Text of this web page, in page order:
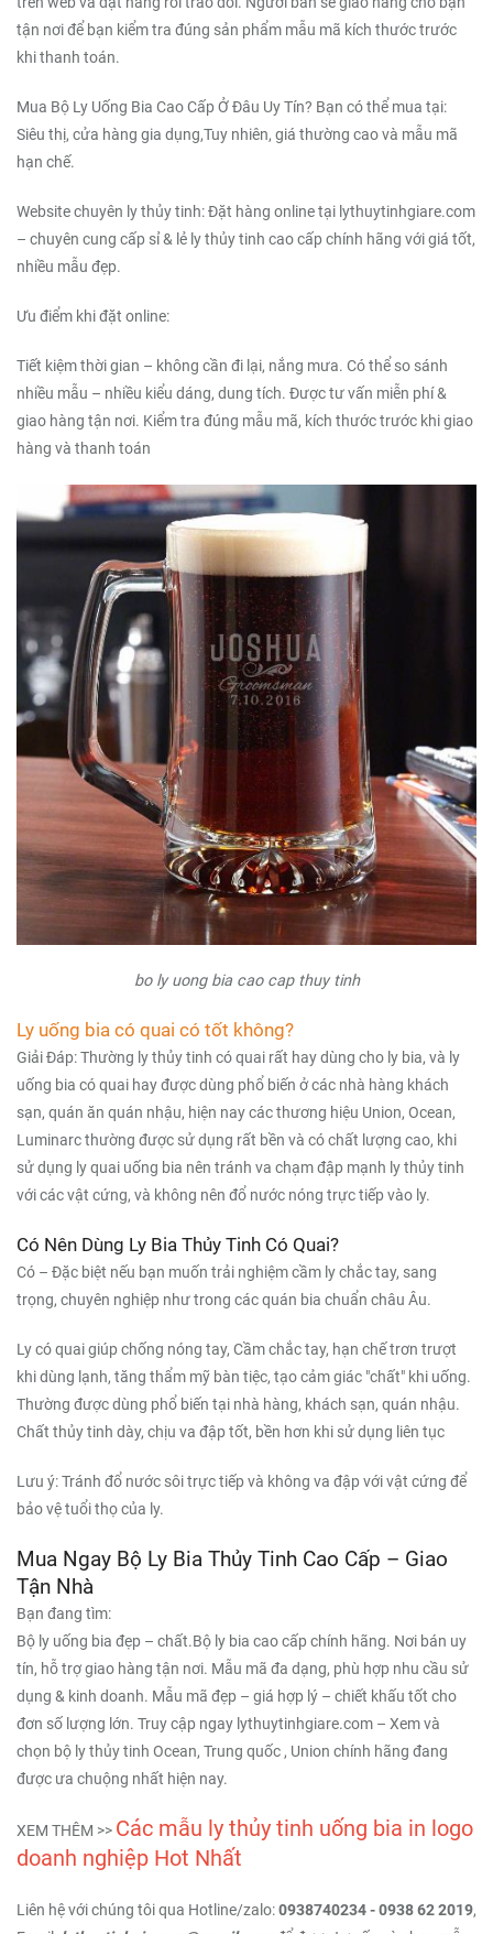
tận nơi để bạn kiểm tra đúng sản phẩm mẫu mã kích thước trước
khi thanh toán.
Mua Bộ Ly Uống Bia Cao Cấp Ở Đâu Uy Tín? Bạn có thể mua tại:
Siêu thị, cửa hàng gia dụng,Tuy nhiên, giá thường cao và mẫu mã
hạn chế.
Website chuyên ly thủy tinh: Đặt hàng online tại lythuytinhgiare.com
– chuyên cung cấp sỉ & lẻ ly thủy tinh cao cấp chính hãng với giá tốt,
nhiều mẫu đẹp.
Ưu điểm khi đặt online:
Tiết kiệm thời gian – không cần đi lại, nắng mưa. Có thể so sánh
nhiều mẫu – nhiều kiểu dáng, dung tích. Được tư vấn miễn phí &
giao hàng tận nơi. Kiểm tra đúng mẫu mã, kích thước trước khi giao
hàng và thanh toán
bo ly uong bia cao cap thuy tinh
Ly uống bia có quai có tốt không?
Giải Đáp: Thường ly thủy tinh có quai rất hay dùng cho ly bia, và ly
uống bia có quai hay được dùng phổ biến ở các nhà hàng khách
sạn, quán ăn quán nhậu, hiện nay các thương hiệu Union, Ocean,
Luminarc thường được sử dụng rất bền và có chất lượng cao, khi
sử dụng ly quai uống bia nên tránh va chạm đập mạnh ly thủy tinh
với các vật cứng, và không nên đổ nước nóng trực tiếp vào ly.
Có Nên Dùng Ly Bia Thủy Tinh Có Quai?
Có – Đặc biệt nếu bạn muốn trải nghiệm cầm ly chắc tay, sang
trọng, chuyên nghiệp như trong các quán bia chuẩn châu Âu.
Ly có quai giúp chống nóng tay, Cầm chắc tay, hạn chế trơn trượt
khi dùng lạnh, tăng thẩm mỹ bàn tiệc, tạo cảm giác "chất" khi uống.
Thường được dùng phổ biến tại nhà hàng, khách sạn, quán nhậu.
Chất thủy tinh dày, chịu va đập tốt, bền hơn khi sử dụng liên tục
Lưu ý: Tránh đổ nước sôi trực tiếp và không va đập với vật cứng để
bảo vệ tuổi thọ của ly.
Mua Ngay Bộ Ly Bia Thủy Tinh Cao Cấp – Giao
Tận Nhà
Bạn đang tìm:
Bộ ly uống bia đẹp – chất.Bộ ly bia cao cấp chính hãng. Nơi bán uy
tín, hỗ trợ giao hàng tận nơi. Mẫu mã đa dạng, phù hợp nhu cầu sử
dụng & kinh doanh. Mẫu mã đẹp – giá hợp lý – chiết khấu tốt cho
đơn số lượng lớn. Truy cập ngay lythuytinhgiare.com – Xem và
chọn bộ ly thủy tinh Ocean, Trung quốc , Union chính hãng đang
được ưa chuộng nhất hiện nay.
XEM THÊM >> Các mẫu ly thủy tinh uống bia in logo
doanh nghiệp Hot Nhất
Liên hệ với chúng tôi qua Hotline/zalo:0938740234 - 0938 62 2019,